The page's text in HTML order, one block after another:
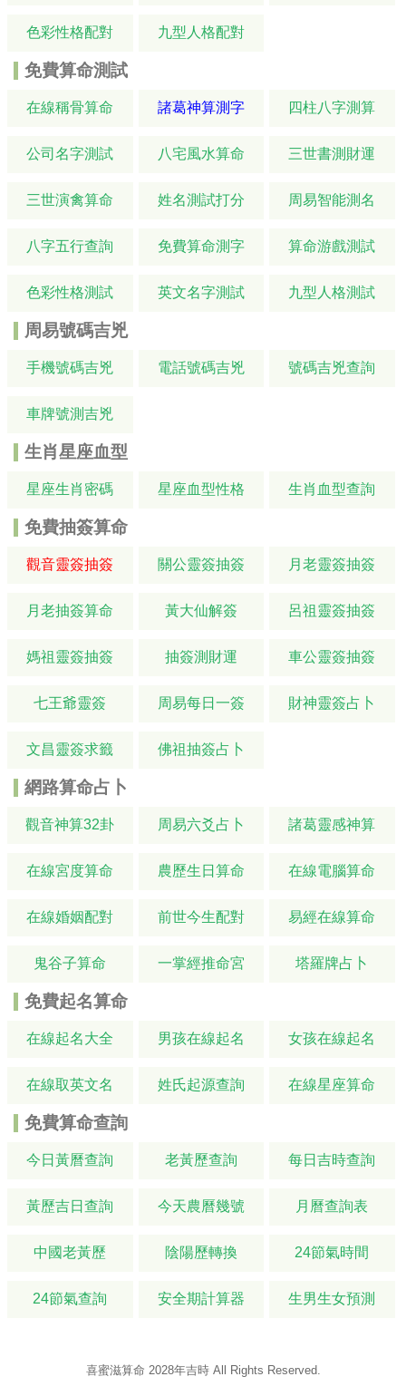
色彩性格配對 九型人格配對
免費算命測試
在線稱骨算命 諸葛神算測字 四柱八字測算
公司名字測試 八宅風水算命 三世書測財運
三世演禽算命 姓名測試打分 周易智能測名
八字五行查詢 免費算命測字 算命游戲測試
色彩性格測試 英文名字測試 九型人格測試
周易號碼吉兇
手機號碼吉兇 電話號碼吉兇 號碼吉兇查詢
車牌號測吉兇
生肖星座血型
星座生肖密碼 星座血型性格 生肖血型查詢
免費抽簽算命
觀音靈簽抽簽 關公靈簽抽簽 月老靈簽抽簽
月老抽簽算命 黃大仙解簽 呂祖靈簽抽簽
媽祖靈簽抽簽 抽簽測財運 車公靈簽抽簽
七王爺靈簽 周易每日一簽 財神靈簽占卜
文昌靈簽求籤 佛祖抽簽占卜
網路算命占卜
觀音神算32卦 周易六爻占卜 諸葛靈感神算
在線宮度算命 農歷生日算命 在線電腦算命
在線婚姻配對 前世今生配對 易經在線算命
鬼谷子算命 一掌經推命宮 塔羅牌占卜
免費起名算命
在線起名大全 男孩在線起名 女孩在線起名
在線取英文名 姓氏起源查詢 在線星座算命
免費算命查詢
今日黃曆查詢 老黃歷查詢 每日吉時查詢
黃歷吉日查詢 今天農曆幾號 月曆查詢表
中國老黃歷 陰陽歷轉換 24節氣時間
24節氣查詢 安全期計算器 生男生女預測
喜蜜滋算命 2028年吉時All Rights Reserved.